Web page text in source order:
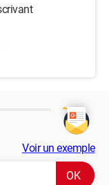
Voir un exemple